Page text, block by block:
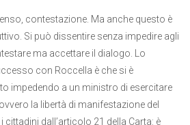
contestazione. Ma anche questo è
Si può dissentire senza impedire agli
ma accettare il dialogo. Lo
con Roccella è che si è
impedendo a un ministro di esercitare
la libertà di manifestazione del
cittadini dall’articolo 21 della Carta: è